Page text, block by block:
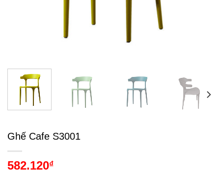
Ghế Cafe S3001
582.120₫